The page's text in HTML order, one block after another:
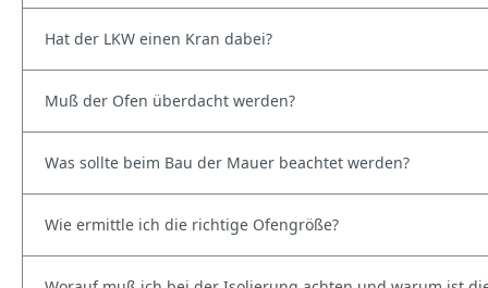
Hat der LKW einen Kran dabei?
Muß der Ofen überdacht werden?
Was sollte beim Bau der Mauer beachtet werden?
Wie ermittle ich die richtige Ofengröße?